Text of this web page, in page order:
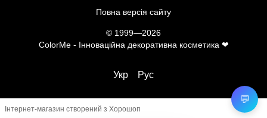
💬
Повна версія сайту
© 1999—2026
ColorMe - Інноваційна декоративна косметика ❤
Укр Рус
Інтернет-магазин створений з Хорошоп